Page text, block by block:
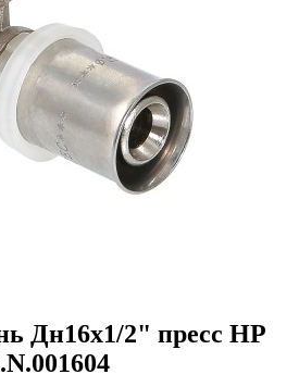
Дн16х1/2" пресс НР